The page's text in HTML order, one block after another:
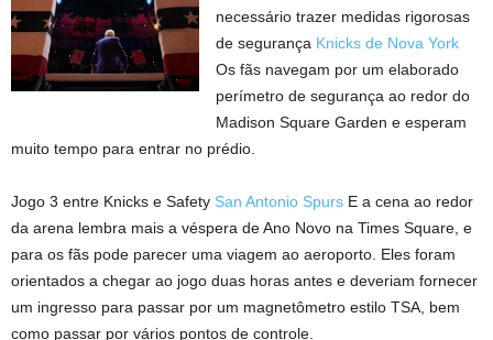
necessário trazer medidas rigorosas
de segurança Knicks de Nova York
Os fãs navegam por um elaborado
perímetro de segurança ao redor do
Madison Square Garden e esperam
muito tempo para entrar no prédio.
Jogo 3 entre Knicks e Safety San Antonio Spurs E a cena ao redor
da arena lembra mais a véspera de Ano Novo na Times Square, e
para os fãs pode parecer uma viagem ao aeroporto. Eles foram
orientados a chegar ao jogo duas horas antes e deveriam fornecer
um ingresso para passar por um magnetômetro estilo TSA, bem
como passar por vários pontos de controle.